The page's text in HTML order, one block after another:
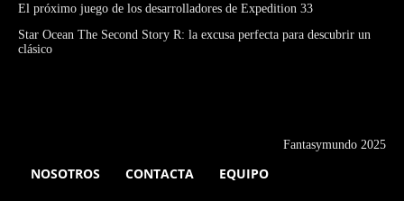
El próximo juego de los desarrolladores de Expedition 33
Star Ocean The Second Story R: la excusa perfecta para descubrir un
clásico
Fantasymundo 2025
NOSOTROS CONTACTA EQUIPO